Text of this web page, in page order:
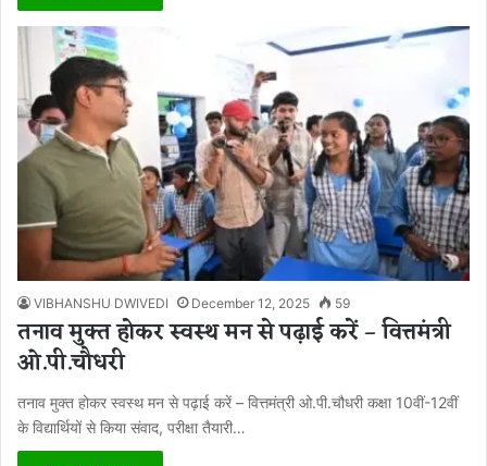
VIBHANSHU DWIVEDI December 12, 2025 59
तनाव मुक्त होकर स्वस्थ मन से पढ़ाई करें – वित्तमंत्री
ओ.पी.चौधरी
तनाव मुक्त होकर स्वस्थ मन से पढ़ाई करें – वित्तमंत्री ओ.पी.चौधरी कक्षा 10वीं-12वीं
के विद्यार्थियों से किया संवाद, परीक्षा तैयारी…